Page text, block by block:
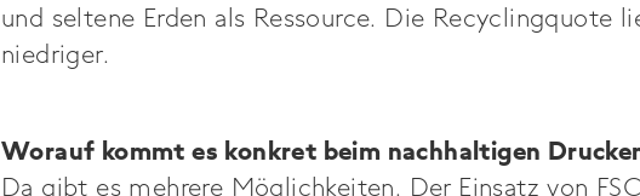
und seltene Erden als Ressource. Die Recyclingquote
niedriger.
Worauf kommt es konkret beim nachhaltigen
Da gibt es mehrere Möglichkeiten. Der Einsatz von